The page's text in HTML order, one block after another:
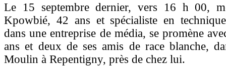
Le 15 septembre dernier, vers 16 h 00,
Kpowbié, 42 ans et spécialiste en
dans une entreprise de média, se promène
ans et deux de ses amis de race blanche,
Moulin à Repentigny, près de chez lui.